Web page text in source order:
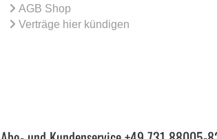
AGB Shop
Verträge hier kündigen